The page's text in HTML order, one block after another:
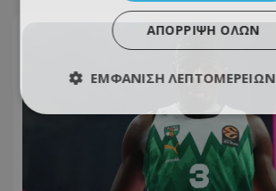
ΑΠΌΡΡΙΨΗ ΌΛΩΝ
ΕΜΦΆΝΙΣΗ ΛΕΠΤΟΜΕΡΕΙΏΝ